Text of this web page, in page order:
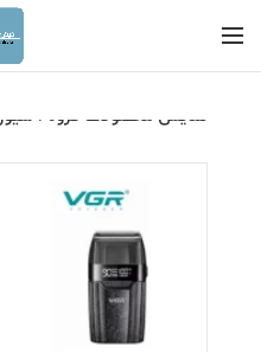
نمایش محصولات گروه : شیور